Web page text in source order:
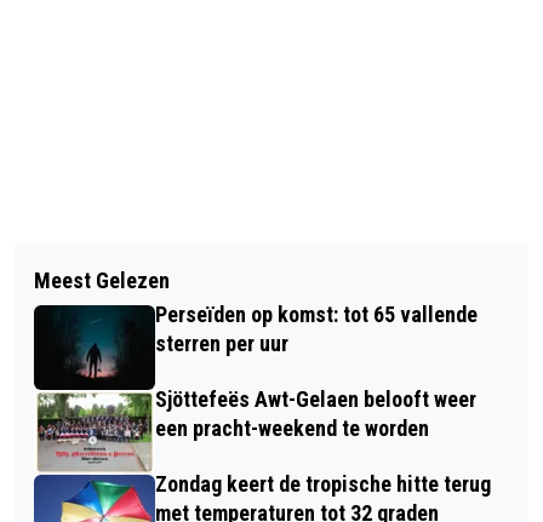
RAADSVERGADERING 26 JANUARI
TRUMKE & TRÖÖTJE EN DE LIMBOURG
ZETTEN PRINS IN DE SCHIJNWERPERS
Meest Gelezen
Perseïden op komst: tot 65 vallende
sterren per uur
Sjöttefeës Awt-Gelaen belooft weer
een pracht-weekend te worden
Zondag keert de tropische hitte terug
met temperaturen tot 32 graden